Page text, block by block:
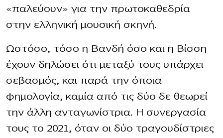
«παλεύουν» για την πρωτοκαθεδρία
στην ελληνική μουσική σκηνή.
Ωστόσο, τόσο η Βανδή όσο και η Βίσση
έχουν δηλώσει ότι μεταξύ τους υπάρχει
σεβασμός, και παρά την όποια
φημολογία, καμία από τις δύο δε θεωρεί
την άλλη ανταγωνίστρια. Η συνεργασία
τους το 2021, όταν οι δύο τραγουδίστριες